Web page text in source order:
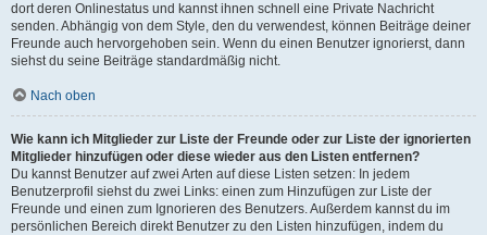
dort deren Onlinestatus und kannst ihnen schnell eine Private Nachricht
senden. Abhängig von dem Style, den du verwendest, können Beiträge deiner
Freunde auch hervorgehoben sein. Wenn du einen Benutzer ignorierst, dann
siehst du seine Beiträge standardmäßig nicht.
Nach oben
Wie kann ich Mitglieder zur Liste der Freunde oder zur Liste der ignorierten
Mitglieder hinzufügen oder diese wieder aus den Listen entfernen?
Du kannst Benutzer auf zwei Arten auf diese Listen setzen: In jedem
Benutzerprofil siehst du zwei Links: einen zum Hinzufügen zur Liste der
Freunde und einen zum Ignorieren des Benutzers. Außerdem kannst du im
persönlichen Bereich direkt Benutzer zu den Listen hinzufügen, indem du